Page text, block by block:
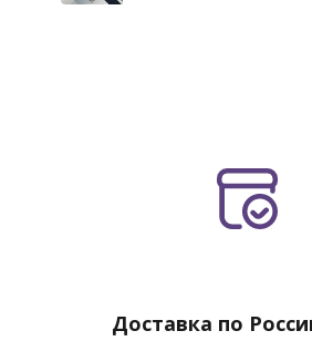
Доставка по